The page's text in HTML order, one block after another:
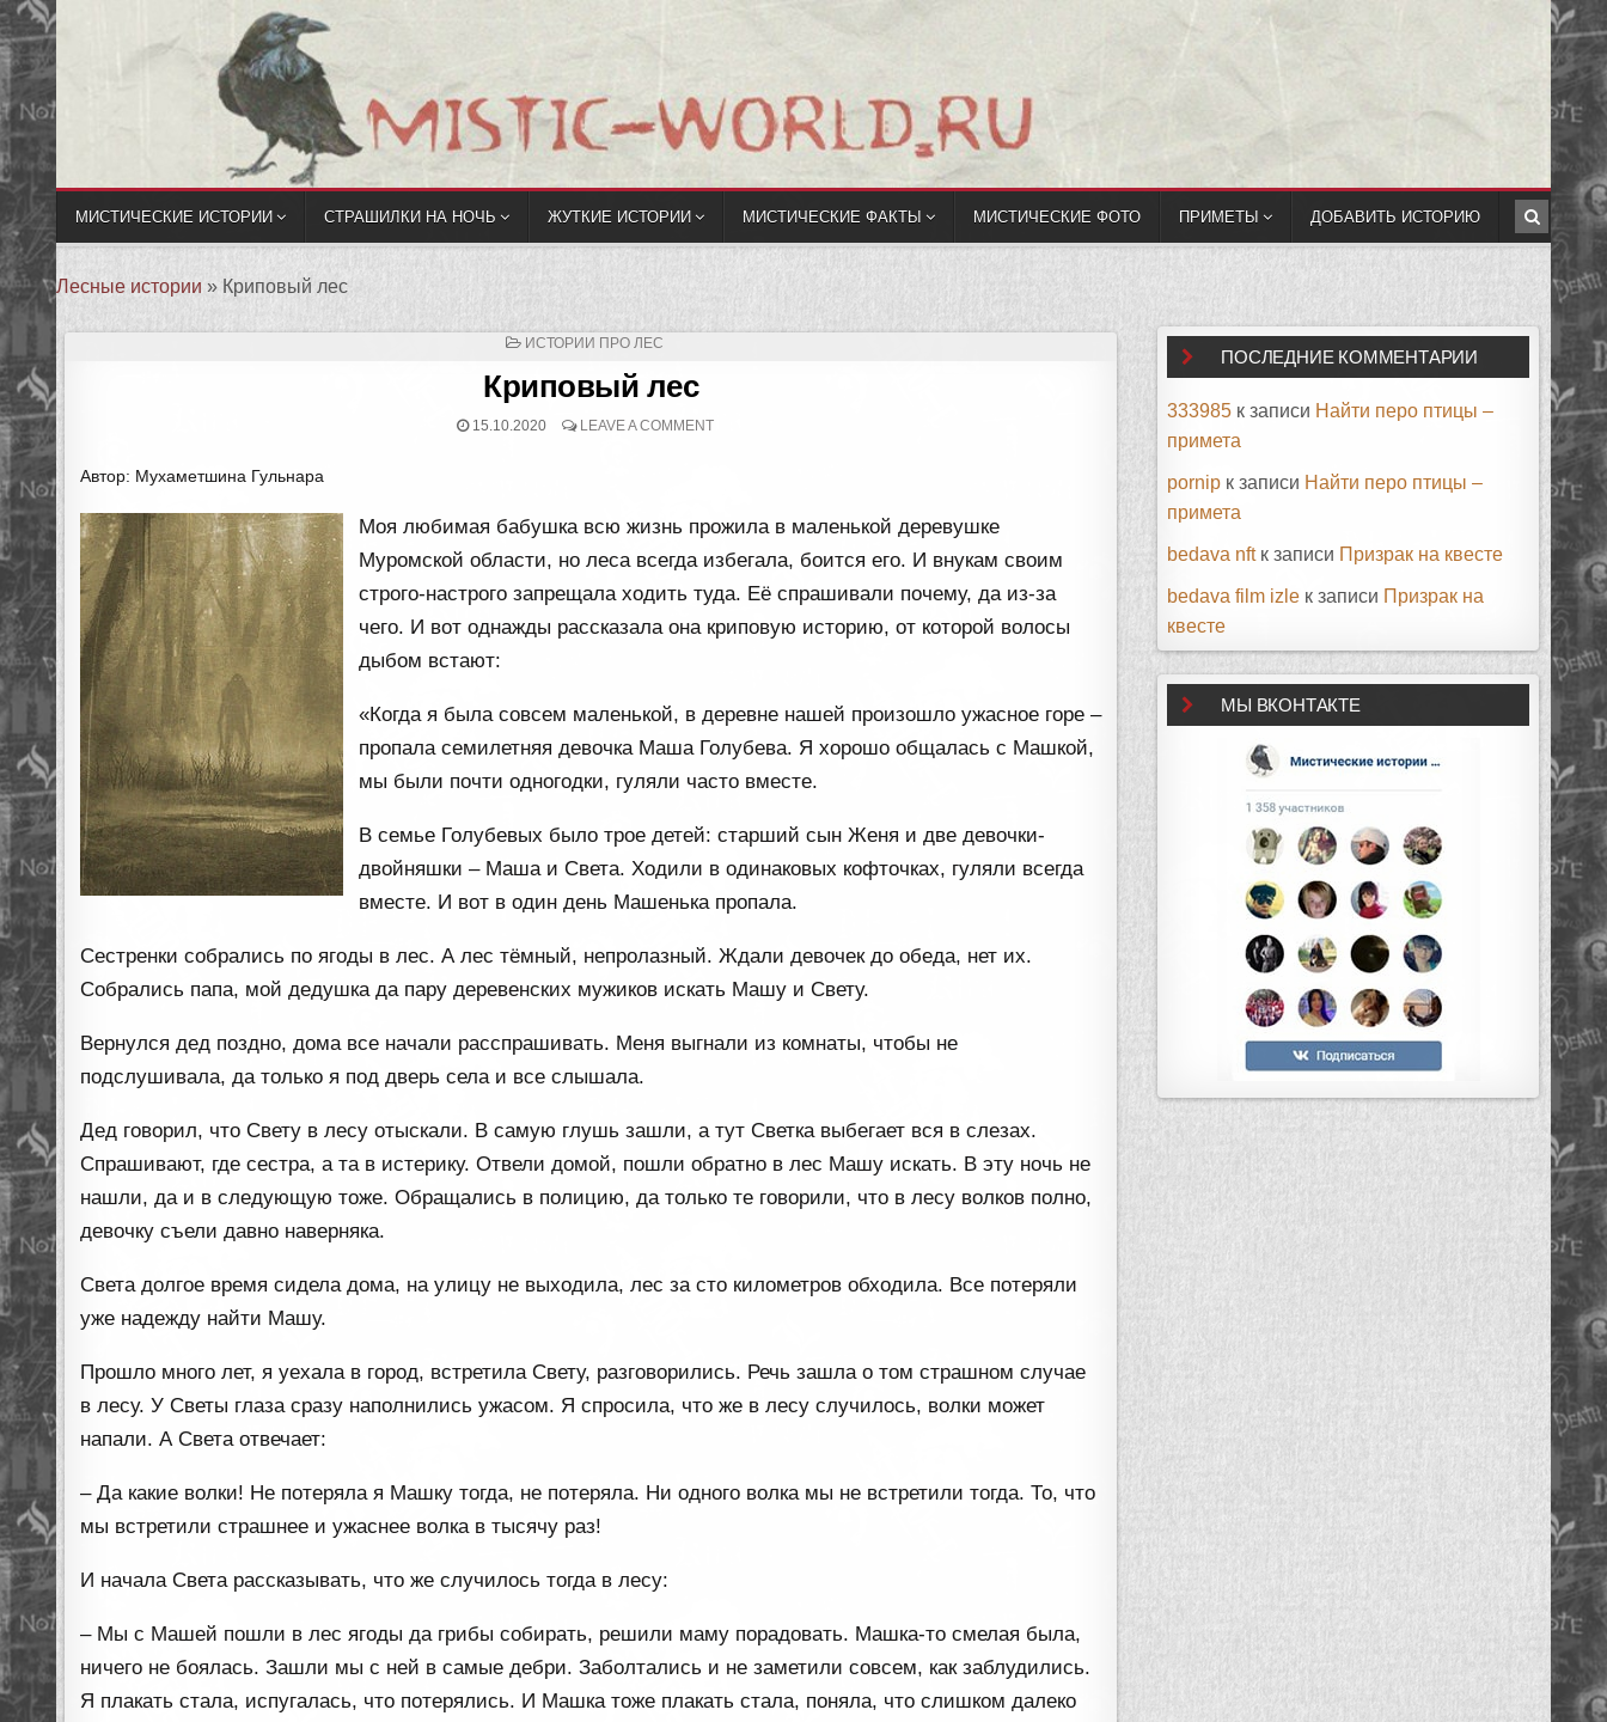
МИСТИЧЕСКИЕ ИСТОРИИ СТРАШИЛКИ НА НОЧЬ ЖУТКИЕ ИСТОРИИ МИСТИЧЕСКИЕ ФАКТЫ МИСТИЧЕСКИЕ ФОТО ПРИМЕТЫ ДОБАВИТЬ ИСТОРИЮ
Лесные истории » Криповый лес
ОПУБЛИКОВАНО
ИСТОРИИ ПРО ЛЕС
Криповый лес
15.10.2020 LEAVE A COMMENT
Автор: Мухаметшина Гульнара
Моя любимая бабушка всю жизнь прожила в маленькой деревушке
Муромской области, но леса всегда избегала, боится его. И внукам своим
строго-настрого запрещала ходить туда. Её спрашивали почему, да из-за
чего. И вот однажды рассказала она криповую историю, от которой волосы
дыбом встают:
«Когда я была совсем маленькой, в деревне нашей произошло ужасное горе –
пропала семилетняя девочка Маша Голубева. Я хорошо общалась с Машкой,
мы были почти одногодки, гуляли часто вместе.
В семье Голубевых было трое детей: старший сын Женя и две девочки-
двойняшки – Маша и Света. Ходили в одинаковых кофточках, гуляли всегда
вместе. И вот в один день Машенька пропала.
Сестренки собрались по ягоды в лес. А лес тёмный, непролазный. Ждали девочек до обеда, нет их.
Собрались папа, мой дедушка да пару деревенских мужиков искать Машу и Свету.
Вернулся дед поздно, дома все начали расспрашивать. Меня выгнали из комнаты, чтобы не
подслушивала, да только я под дверь села и все слышала.
Дед говорил, что Свету в лесу отыскали. В самую глушь зашли, а тут Светка выбегает вся в слезах.
Спрашивают, где сестра, а та в истерику. Отвели домой, пошли обратно в лес Машу искать. В эту ночь не
нашли, да и в следующую тоже. Обращались в полицию, да только те говорили, что в лесу волков полно,
девочку съели давно наверняка.
Света долгое время сидела дома, на улицу не выходила, лес за сто километров обходила. Все потеряли
уже надежду найти Машу.
Прошло много лет, я уехала в город, встретила Свету, разговорились. Речь зашла о том страшном случае
в лесу. У Светы глаза сразу наполнились ужасом. Я спросила, что же в лесу случилось, волки может
напали. А Света отвечает:
– Да какие волки! Не потеряла я Машку тогда, не потеряла. Ни одного волка мы не встретили тогда. То, что
мы встретили страшнее и ужаснее волка в тысячу раз!
И начала Света рассказывать, что же случилось тогда в лесу:
– Мы с Машей пошли в лес ягоды да грибы собирать, решили маму порадовать. Машка-то смелая была,
ничего не боялась. Зашли мы с ней в самые дебри. Заболтались и не заметили совсем, как заблудились.
Я плакать стала, испугалась, что потерялись. И Машка тоже плакать стала, поняла, что слишком далеко
ПОСЛЕДНИЕ КОММЕНТАРИИ
333985 к записи Найти перо птицы –
примета
pornip к записи Найти перо птицы –
примета
bedava nftк записи Призрак на квесте
bedava film izle к записи Призрак на
квесте
МЫ ВКОНТАКТЕ